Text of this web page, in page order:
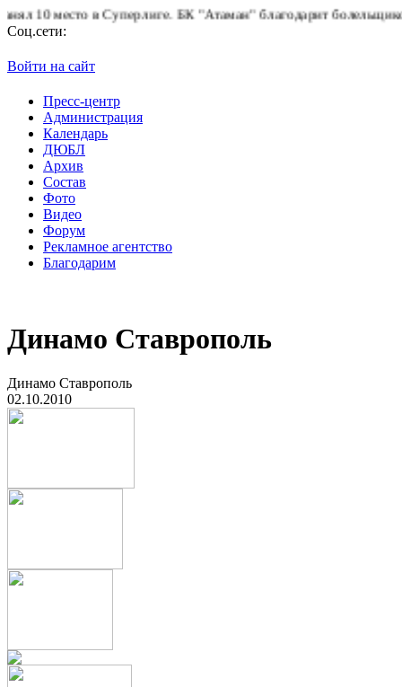
в Суперлиге. БК "Атаман" благодарит болельщиков за
Соц.сети:
Войти на сайт
Пресс-центр
Администрация
Календарь
ДЮБЛ
Архив
Состав
Фото
Видео
Форум
Рекламное агентство
Благодарим
Динамо Ставрополь
Динамо Ставрополь
02.10.2010